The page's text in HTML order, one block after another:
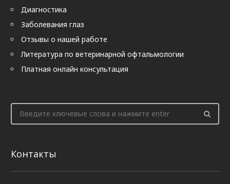
Диагностика
Заболевания глаз
Отзывы о нашей работе
Литература по ветеринарной офтальмологии
Платная онлайн консультация
Контакты